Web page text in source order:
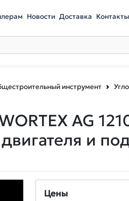
Новости Доставка Контакты
инструмент
AG
и
Цены